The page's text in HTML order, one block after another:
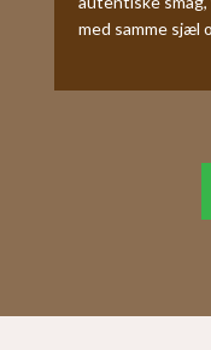
med samme sjæl